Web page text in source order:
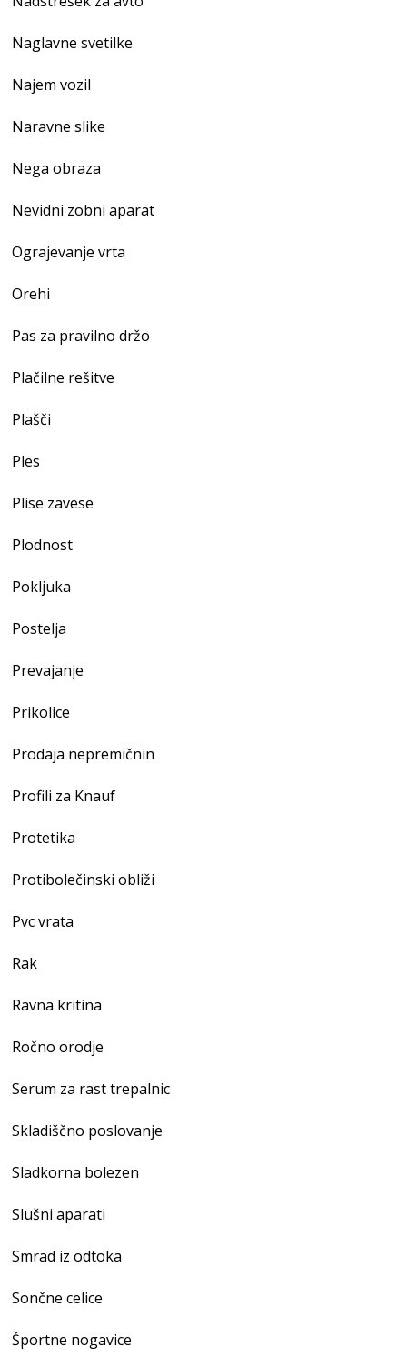
Naglavne svetilke
Najem vozil
Naravne slike
Nega obraza
Nevidni zobni aparat
Ograjevanje vrta
Orehi
Pas za pravilno držo
Plačilne rešitve
Plašči
Ples
Plise zavese
Plodnost
Pokljuka
Postelja
Prevajanje
Prikolice
Prodaja nepremičnin
Profili za Knauf
Protetika
Protibolečinski obliži
Pvc vrata
Rak
Ravna kritina
Ročno orodje
Serum za rast trepalnic
Skladiščno poslovanje
Sladkorna bolezen
Slušni aparati
Smrad iz odtoka
Sončne celice
Športne nogavice